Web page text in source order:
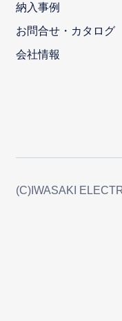
納入事例
お問合せ・カタログ
会社情報
(C)IWASAKI